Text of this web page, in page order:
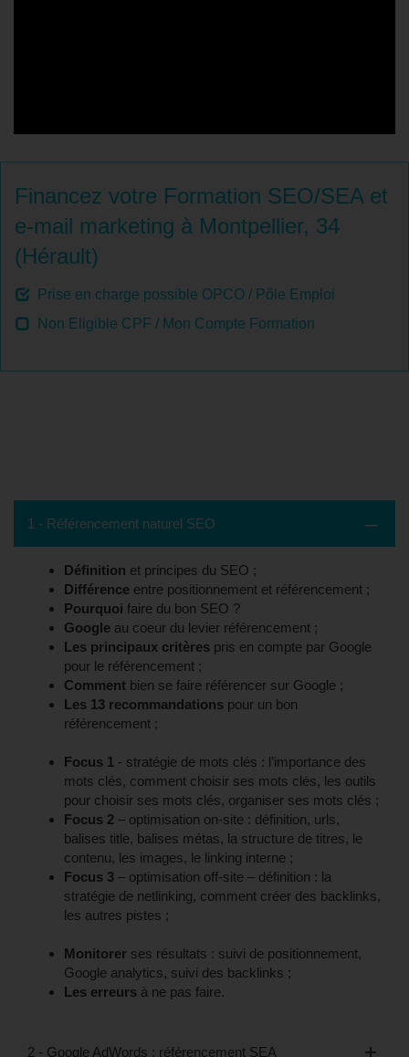
Financez votre Formation SEO/SEA et
e-mail marketing à Montpellier, 34
(Hérault)
Prise en charge possible OPCO / Pôle Emploi
Non Eligible CPF / Mon Compte Formation
1 - Référencement naturel SEO
Définition et principes du SEO ;
Différence entre positionnement et référencement ;
Pourquoi faire du bon SEO ?
Google au coeur du levier référencement ;
Les principaux critères pris en compte par Google
pour le référencement ;
Comment bien se faire référencer sur Google ;
Les 13 recommandations pour un bon
référencement ;
Focus 1 - stratégie de mots clés : l’importance des
mots clés, comment choisir ses mots clés, les outils
pour choisir ses mots clés, organiser ses mots clés ;
Focus 2 – optimisation on-site : définition, urls,
balises title, balises métas, la structure de titres, le
contenu, les images, le linking interne ;
Focus 3 – optimisation off-site – définition : la
stratégie de netlinking, comment créer des backlinks,
les autres pistes ;
Monitorer ses résultats : suivi de positionnement,
Google analytics, suivi des backlinks ;
Les erreurs à ne pas faire.
2 - Google AdWords : référencement SEA